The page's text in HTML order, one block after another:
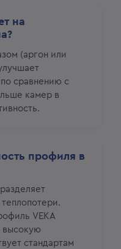
на
(аргон или
сравнению с
камер в
профиля в
VEKA
высокую
стандартам